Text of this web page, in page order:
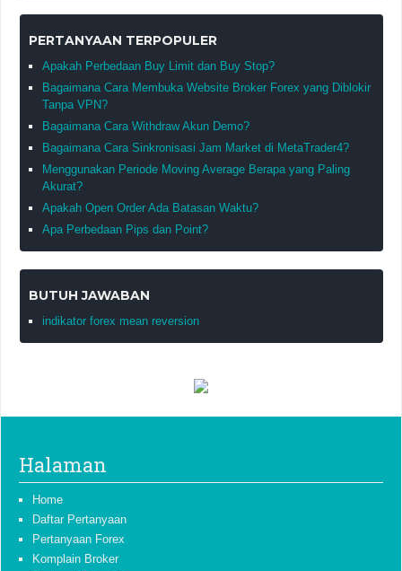
PERTANYAAN TERPOPULER
Apakah Perbedaan Buy Limit dan Buy Stop?
Bagaimana Cara Membuka Website Broker Forex yang Diblokir
Tanpa VPN?
Bagaimana Cara Withdraw Akun Demo?
Bagaimana Cara Sinkronisasi Jam Market di MetaTrader4?
Menggunakan Periode Moving Average Berapa yang Paling
Akurat?
Apakah Open Order Ada Batasan Waktu?
Apa Perbedaan Pips dan Point?
BUTUH JAWABAN
indikator forex mean reversion
Halaman
Home
Daftar Pertanyaan
Pertanyaan Forex
Komplain Broker